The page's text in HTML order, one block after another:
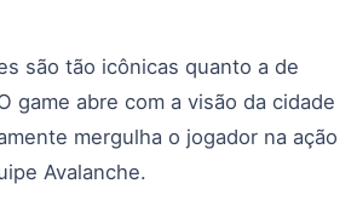
são tão icônicas quanto a de
game abre com a visão da cidade
mergulha o jogador na ação
Avalanche.